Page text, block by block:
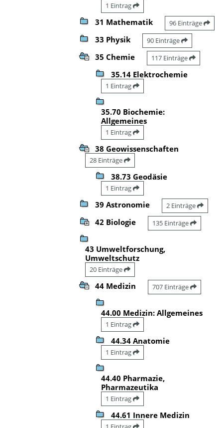
1 Eintrag
31 Mathematik 96 Einträge
33 Physik 90 Einträge
35 Chemie 117 Einträge
35.14 Elektrochemie
1 Eintrag
35.70 Biochemie:
Allgemeines
1 Eintrag
38 Geowissenschaften
28 Einträge
38.73 Geodäsie
1 Eintrag
39 Astronomie 2 Einträge
42 Biologie 135 Einträge
43 Umweltforschung,
Umweltschutz
20 Einträge
44 Medizin 707 Einträge
44.00 Medizin: Allgemeines
1 Eintrag
44.34 Anatomie
1 Eintrag
44.40 Pharmazie,
Pharmazeutika
1 Eintrag
44.61 Innere Medizin